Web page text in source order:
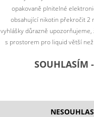
opakovaně plnitelné
obsahující nikotin překročit 2
vyhlášky důrazně
s prostorem pro liquid větší
SOUHLASÍM